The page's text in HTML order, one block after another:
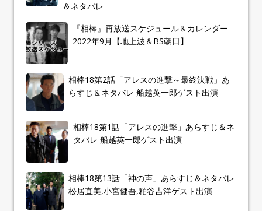
＆ネタバレ
『相棒』再放送スケジュール＆カレンダー
2022年9月【地上波＆BS朝日】
相棒18第2話「アレスの進撃～最終決戦」あ
らすじ＆ネタバレ 船越英一郎ゲスト出演
相棒18第1話「アレスの進撃」あらすじ＆ネ
タバレ 船越英一郎ゲスト出演
相棒18第13話「神の声」あらすじ＆ネタバレ
松居直美,小宮健吾,粕谷吉洋ゲスト出演